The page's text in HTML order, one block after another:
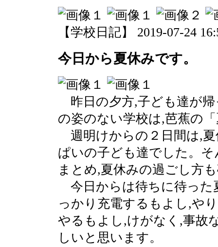
【学校日記】 2019-07-24
今日から夏休みです。
昨日の夕方,子ども達が
の姿のない学校は,芭蕉の
週明けからの２日間は,
ぱいの子ども達でした。
まとめ,夏休みの過ごし方
今日からは待ちに待った
っかり充電するもよし,や
やるもよし,けがなく,事故
しいと思います。